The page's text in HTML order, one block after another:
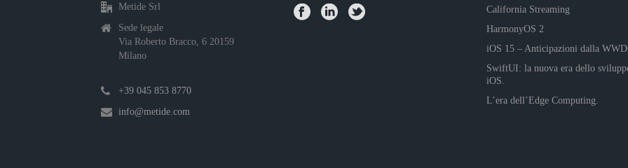
Metide Srl
Sede legale
Via Roberto Bracco, 6 20159
Milano
+39 045 853 8770
info@metide.com
California Streaming
HarmonyOS 2
iOS 15 – Anticipazioni dalla
SwiftUI: la nuova era dello
iOS.
L’era dell’Edge Computing.